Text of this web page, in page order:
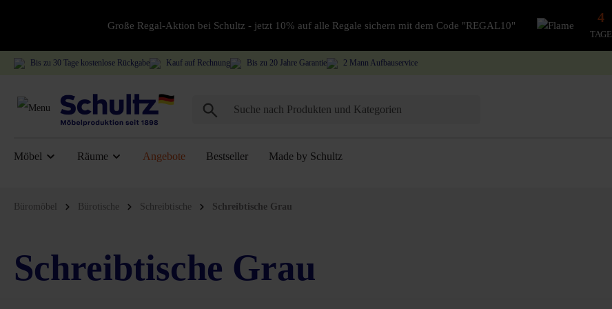
Große Regal-Aktion bei Schultz - jetzt 10% auf alle Regale sichern mit dem Code "REGAL10"
4
TAGE
Bis zu 30 Tage kostenlose Rückgabe Kauf auf Rechnung Bis zu 20 Jahre Garantie 2 Mann Aufbauservice
Möbel Räume Angebote Bestseller Made by Schultz
Büromöbel Bürotische Schreibtische Schreibtische Grau
Schreibtische Grau